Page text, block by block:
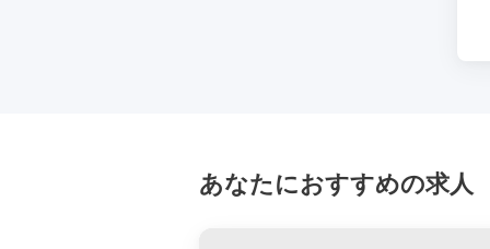
あなたにおすすめの求人